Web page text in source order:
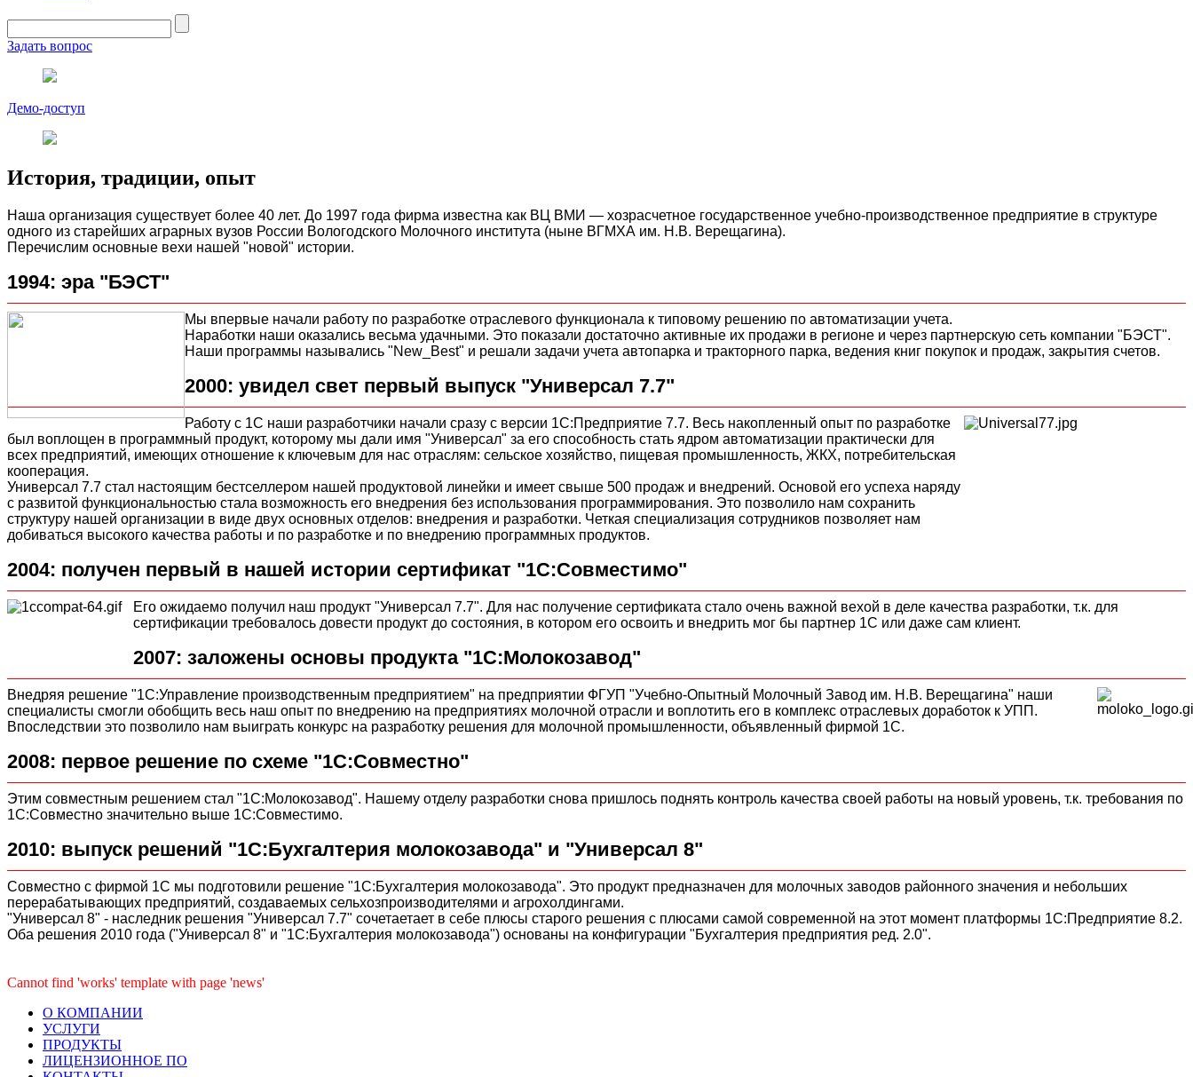
Задать вопрос
Демо-доступ
История, традиции, опыт
Наша организация существует более 40 лет. До 1997 года фирма известна как ВЦ ВМИ — хозрасчетное государственное учебно-производственное предприятие в структуре
одного из старейших аграрных вузов России Вологодского Молочного института (ныне ВГМХА им. Н.В. Верещагина).
Перечислим основные вехи нашей "новой" истории.
1994: эра "БЭСТ"
Мы впервые начали работу по разработке отраслевого функционала к типовому решению по автоматизации учета.
Наработки наши оказались весьма удачными. Это показали достаточно активные их продажи в регионе и через партнерскую сеть компании "БЭСТ".
Наши программы назывались "New_Best" и решали задачи учета автопарка и тракторного парка, ведения книг покупок и продаж, закрытия счетов.
2000: увидел свет первый выпуск "Универсал 7.7"
Работу с 1С наши разработчики начали сразу с версии 1С:Предприятие 7.7. Весь накопленный опыт по разработке
был воплощен в программный продукт, которому мы дали имя "Универсал" за его способность стать ядром автоматизации практически для
всех предприятий, имеющих отношение к ключевым для нас отраслям: сельское хозяйство, пищевая промышленность, ЖКХ, потребительская
кооперация.
Универсал 7.7 стал настоящим бестселлером нашей продуктовой линейки и имеет свыше 500 продаж и внедрений. Основой его успеха наряду
с развитой функциональностью стала возможность его внедрения без использования программирования. Это позволило нам сохранить
структуру нашей организации в виде двух основных отделов: внедрения и разработки. Четкая специализация сотрудников позволяет нам
добиваться высокого качества работы и по разработке и по внедрению программных продуктов.
2004: получен первый в нашей истории сертификат "1С:Совместимо"
Его ожидаемо получил наш продукт "Универсал 7.7". Для нас получение сертификата стало очень важной вехой в деле качества разработки, т.к. для
сертификации требовалось довести продукт до состояния, в котором его освоить и внедрить мог бы партнер 1С или даже сам клиент.
2007: заложены основы продукта "1С:Молокозавод"
Внедряя решение "1С:Управление производственным предприятием" на предприятии ФГУП "Учебно-Опытный Молочный Завод им. Н.В. Верещагина" наши
специалисты смогли обобщить весь наш опыт по внедрению на предприятиях молочной отрасли и воплотить его в комплекс отраслевых доработок к УПП.
Впоследствии это позволило нам выиграть конкурс на разработку решения для молочной промышленности, объявленный фирмой 1С.
2008: первое решение по схеме "1С:Совместно"
Этим совместным решением стал "1С:Молокозавод". Нашему отделу разработки снова пришлось поднять контроль качества своей работы на новый уровень, т.к. требования по
1С:Совместно значительно выше 1С:Совместимо.
2010: выпуск решений "1С:Бухгалтерия молокозавода" и "Универсал 8"
Совместно с фирмой 1С мы подготовили решение "1С:Бухгалтерия молокозавода". Это продукт предназначен для молочных заводов районного значения и небольших
перерабатывающих предприятий, создаваемых сельхозпроизводителями и агрохолдингами.
"Универсал 8" - наследник решения "Универсал 7.7" сочетаетает в себе плюсы старого решения с плюсами самой современной на этот момент платформы 1С:Предприятие 8.2.
Оба решения 2010 года ("Универсал 8" и "1С:Бухгалтерия молокозавода") основаны на конфигурации "Бухгалтерия предприятия ред. 2.0".
Cannot find 'works' template with page 'news'
О КОМПАНИИ
УСЛУГИ
ПРОДУКТЫ
ЛИЦЕНЗИОННОЕ ПО